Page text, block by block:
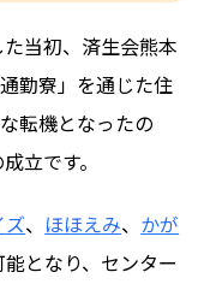
当初、済生会熊本
勤寮」を通じた住
転機となったの
立です。
ズ、 ほほえみ、 かが
となり、センター